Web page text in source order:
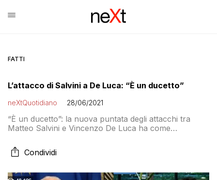
FATTI
L’attacco di Salvini a De Luca: “È un ducetto”
neXtQuotidiano 28/06/2021
“È un ducetto”: la nuova puntata degli attacchi tra
Matteo Salvini e Vincenzo De Luca ha come
Condividi